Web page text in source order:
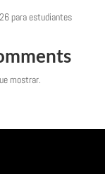
para estudiantes
mostrar.